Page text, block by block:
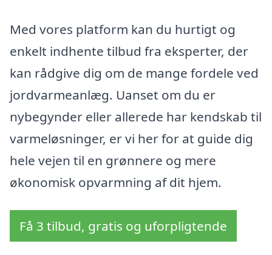
Med vores platform kan du hurtigt og
enkelt indhente tilbud fra eksperter, der
kan rådgive dig om de mange fordele ved
jordvarmeanlæg. Uanset om du er
nybegynder eller allerede har kendskab til
varmeløsninger, er vi her for at guide dig
hele vejen til en grønnere og mere
økonomisk opvarmning af dit hjem.
Få 3 tilbud, gratis og uforpligtende